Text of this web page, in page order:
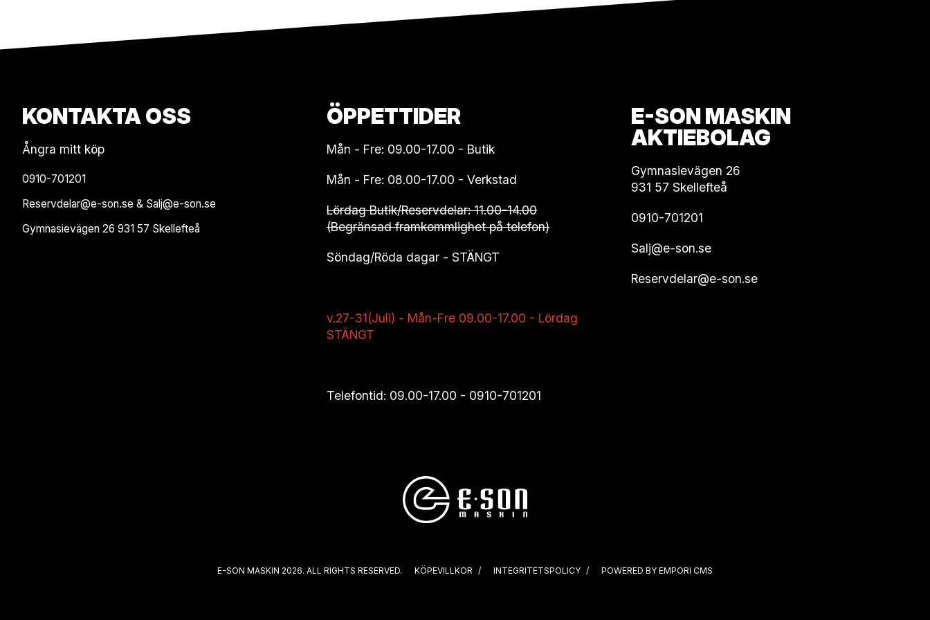
KONTAKTA OSS
Ångra mitt köp
0910-701201
Reservdelar@e-son.se & Salj@e-son.se
Gymnasievägen 26 931 57 Skellefteå
ÖPPETTIDER
Mån - Fre: 09.00-17.00 - Butik
Mån - Fre: 08.00-17.00 - Verkstad
Lördag Butik/Reservdelar: 11.00-14.00
(Begränsad framkommlighet på telefon)
Söndag/Röda dagar - STÄNGT
v.27-31(Juli) - Mån-Fre 09.00-17.00 - Lördag
STÄNGT
Telefontid: 09.00-17.00 - 0910-701201
E-SON MASKIN
AKTIEBOLAG
Gymnasievägen 26
931 57 Skellefteå
0910-701201
Salj@e-son.se
Reservdelar@e-son.se
E-SON MASKIN 2026. ALL RIGHTS RESERVED. KÖPEVILLKOR INTEGRITETSPOLICY POWERED BY EMPORI CMS